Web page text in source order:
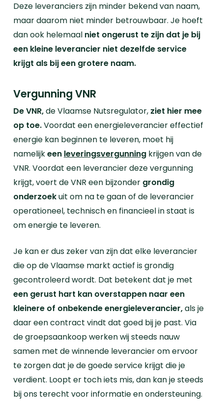
Deze leveranciers zijn minder bekend van naam,
maar daarom niet minder betrouwbaar. Je hoeft
dan ook helemaal niet ongerust te zijn dat je bij
een kleine leverancier niet dezelfde service
krijgt als bij een grotere naam.
Vergunning VNR
De VNR,de Vlaamse Nutsregulator, ziet hier mee
op toe.Voordat een energieleverancier effectief
energie kan beginnen te leveren, moet hij
namelijkeen leveringsvergunningkrijgen van de
VNR. Voordat een leverancier deze vergunning
krijgt, voert de VNR een bijzonder grondig
onderzoekuit om na te gaan of de leverancier
operationeel, technisch en financieel in staat is
om energie te leveren.
Je kan er dus zeker van zijn dat elke leverancier
die op de Vlaamse markt actief is grondig
gecontroleerd wordt. Dat betekent dat je met
een gerust hart kan overstappen naar een
kleinere of onbekende energieleverancier,als je
daar een contract vindt dat goed bij je past. Via
de groepsaankoop werken wij steeds nauw
samen met de winnende leverancier om ervoor
te zorgen dat je de goede service krijgt die je
verdient. Loopt er toch iets mis, dan kan je steeds
bij ons terecht voor informatie en ondersteuning.